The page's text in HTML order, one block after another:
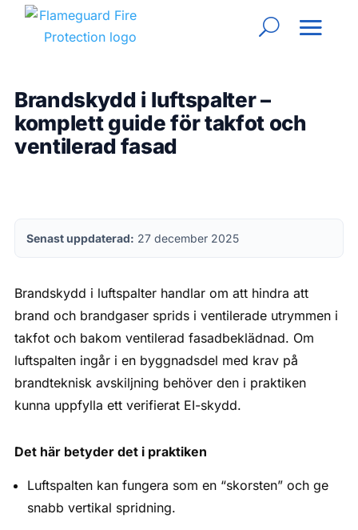
Brandskydd i luftspalter –
komplett guide för takfot och
ventilerad fasad
Senast uppdaterad: 27 december 2025
Brandskydd i luftspalter handlar om att hindra att
brand och brandgaser sprids i ventilerade utrymmen i
takfot och bakom ventilerad fasadbeklädnad. Om
luftspalten ingår i en byggnadsdel med krav på
brandteknisk avskiljning behöver den i praktiken
kunna uppfylla ett verifierat EI-skydd.
Det här betyder det i praktiken
Luftspalten kan fungera som en “skorsten” och ge
snabb vertikal spridning.